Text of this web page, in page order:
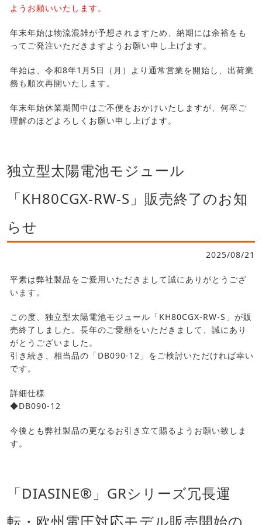
ようお願いいたします。
年末年始は物流混雑が予想されますため、納期には余裕をも
ってご発注いただきますようお願い申し上げます。
年始は、令和8年1月5日（月）より通常営業を開始し、出荷業
務も順次再開いたします。
年末年始休業期間中はご不便をおかけいたしますが、何卒ご
理解のほどよろしくお願い申し上げます。
独立型太陽電池モジュール
「KH80CGX-RW-S」販売終了のお知
らせ
2025/08/21
平素は弊社製品をご愛用いただきまして誠にありがとうござ
います。
この度、独立型太陽電池モジュール「KH80CGX-RW-S」が販
売終了しました。長年のご愛顧をいただきまして、誠にあり
がとうございました。
引き続き、相当品の「DB090-12」をご検討いただければ幸い
です。
詳細仕様
◆DB090-12
今後とも弊社製品の更なるお引き立て賜るようお願い致しま
す。
「DIASINE®」GRシリーズ冗長運
転・欧州電圧対応モデル販売開始の